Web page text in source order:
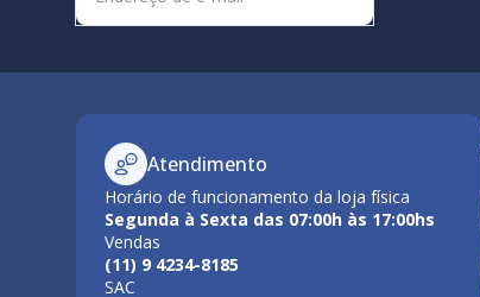
Atendimento
Horário de funcionamento da loja física
Segunda à Sexta das 07:00h às 17:00hs
Vendas
(11) 9 4234-8185
SAC